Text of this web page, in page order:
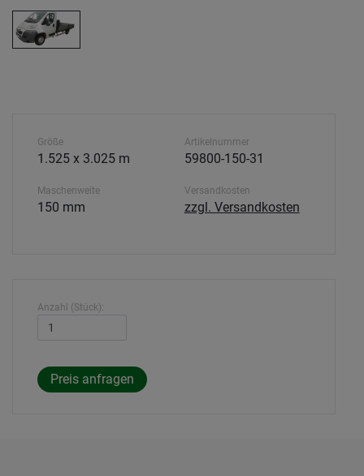
Größe
1.525 x 3.025 m
Maschenweite
150 mm
Artikelnummer
59800-150-31
Versandkosten
zzgl. Versandkosten
Anzahl (Stück):